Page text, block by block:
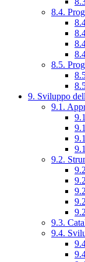
8.4.
8.5.
9. Sviluppo
9.1.
9.2.
9.3.
9.4.